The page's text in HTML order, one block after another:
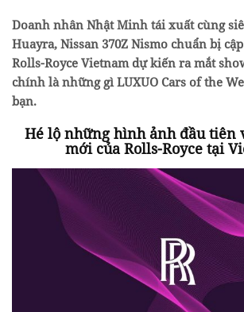
Doanh nhân Nhật Minh tái xuất cùng
Huayra, Nissan 370Z Nismo chuẩn bị
Rolls-Royce Vietnam dự kiến ra mắt
chính là những gì LUXUO Cars of the
bạn.
Hé lộ những hình ảnh đầu tiên
mới của Rolls-Royce tại